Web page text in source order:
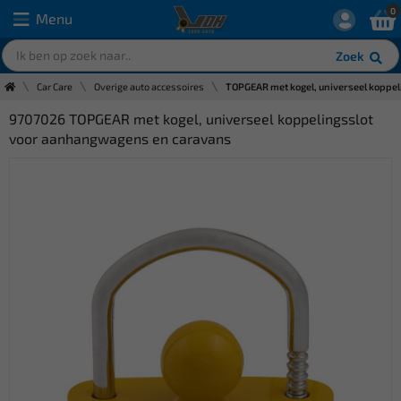
Menu
Zoek
0
Car Care Overige auto accessoires TOPGEAR met kogel, universeel
9707026 TOPGEAR met kogel, universeel koppelingsslot
voor aanhangwagens en caravans